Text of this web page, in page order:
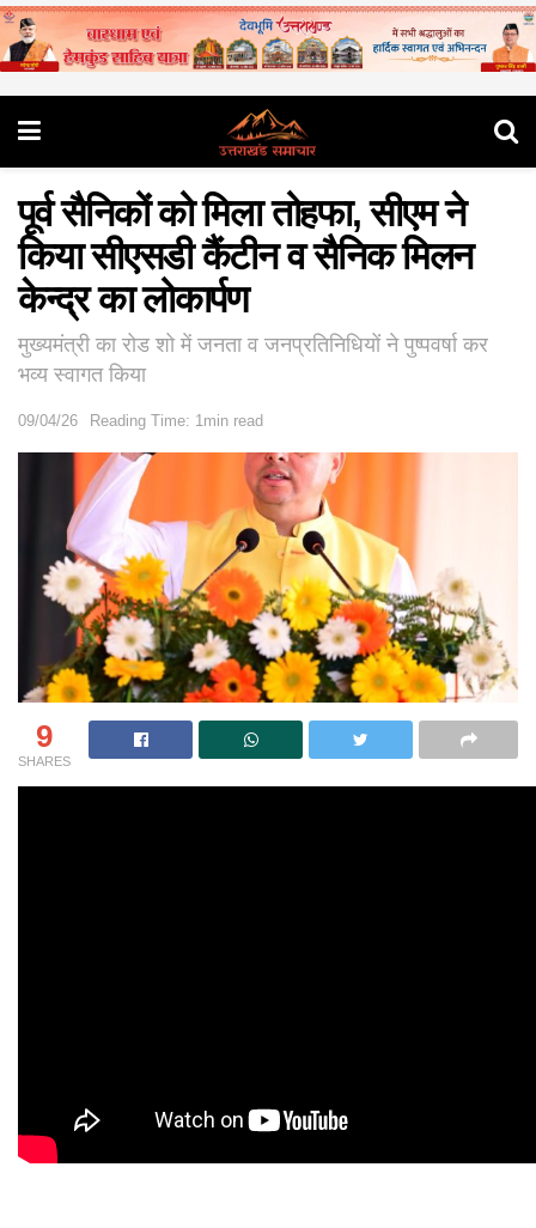
पूर्व सैनिकों को मिला तोहफा, सीएम ने
किया सीएसडी कैंटीन व सैनिक मिलन
केन्द्र का लोकार्पण
मुख्यमंत्री का रोड शो में जनता व जनप्रतिनिधियों ने पुष्पवर्षा कर
भव्य स्वागत किया
09/04/26 Reading Time: 1min read
9
SHARES